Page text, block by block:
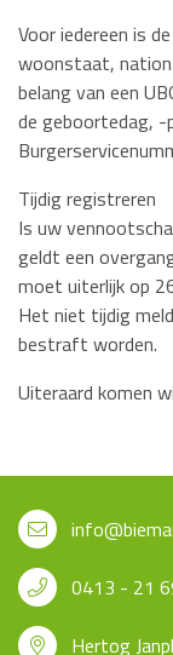
Voor iedereen is
woonstaat,
belang van een
de geboortedag, -
Tijdig registreren
Is uw
geldt een
moet uiterlijk op
Het niet tijdig
bestraft worden.
Uiteraard komen
0413 - 21
Hertog